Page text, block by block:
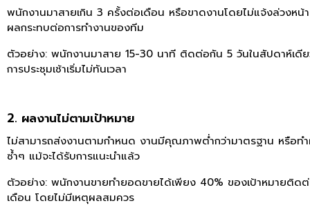
พนักงานมาสายเกิน 3 ครั้งต่อเดือน หรือขาดงานโดยไม่แจ้งล่วงหน้
ผลกระทบต่อการทำงานของทีม
ตัวอย่าง: พนักงานมาสาย 15-30 นาที ติดต่อกัน 5 วันในสัปดาห์เดีย
การประชุมเช้าเริ่มไม่ทันเวลา
2. ผลงานไม่ตามเป้าหมาย
ไม่สามารถส่งงานตามกำหนด งานมีคุณภาพต่ำกว่ามาตรฐาน หรือท
ซ้ำๆ แม้จะได้รับการแนะนำแล้ว
ตัวอย่าง: พนักงานขายทำยอดขายได้เพียง 40% ของเป้าหมายติด
เดือน โดยไม่มีเหตุผลสมควร